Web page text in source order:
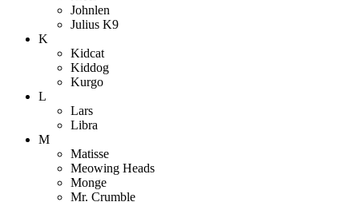
Johnlen
Julius K9
K
Kidcat
Kiddog
Kurgo
L
Lars
Libra
M
Matisse
Meowing Heads
Monge
Mr. Crumble